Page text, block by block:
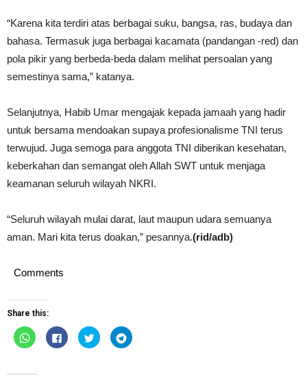
“Karena kita terdiri atas berbagai suku, bangsa, ras, budaya dan
bahasa. Termasuk juga berbagai kacamata (pandangan -red) dan
pola pikir yang berbeda-beda dalam melihat persoalan yang
semestinya sama,” katanya.
Selanjutnya, Habib Umar mengajak kepada jamaah yang hadir
untuk bersama mendoakan supaya profesionalisme TNI terus
terwujud. Juga semoga para anggota TNI diberikan kesehatan,
keberkahan dan semangat oleh Allah SWT untuk menjaga
keamanan seluruh wilayah NKRI.
“Seluruh wilayah mulai darat, laut maupun udara semuanya
aman. Mari kita terus doakan,” pesannya.(rid/adb)
Comments
Share this:
Click
to
share
(Opens
Click
to
share
Click
to
share
Click
to